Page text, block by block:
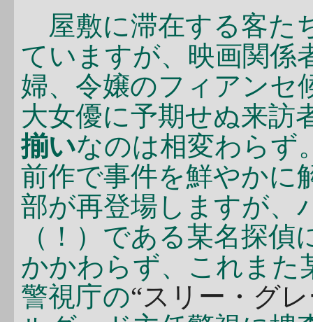
屋敷に滞在する客た
ていますが、映画関係
婦、令嬢のフィアンセ
大女優に予期せぬ来訪
揃いなのは相変わらず
前作で事件を鮮やかに
部が再登場しますが、
（！）である某名探
かかわらず、これまた
警視庁の“スリー・グ